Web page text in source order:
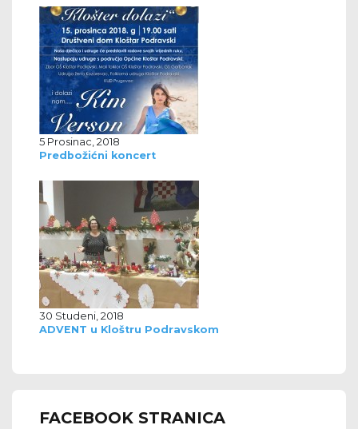
5 Prosinac, 2018
Predbožićni koncert
30 Studeni, 2018
ADVENT u Kloštru Podravskom
FACEBOOK STRANICA